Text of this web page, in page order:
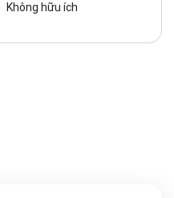
Không hữu ích